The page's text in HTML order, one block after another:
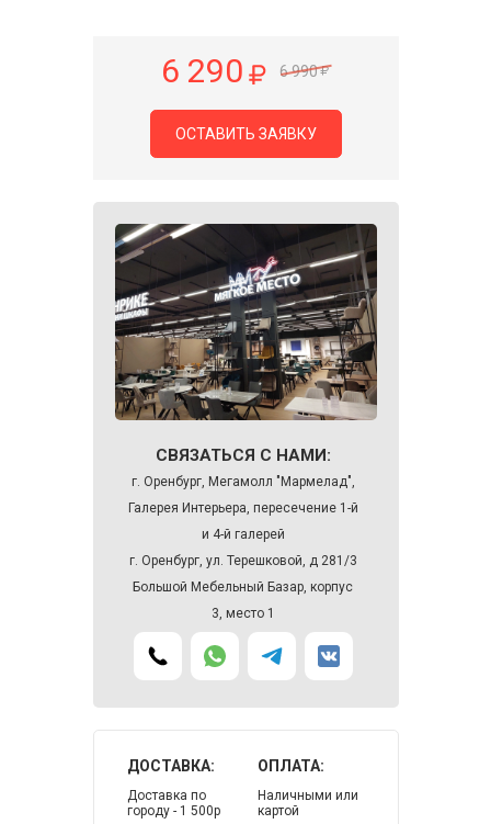
6 290 6 990
ОСТАВИТЬ ЗАЯВКУ
СВЯЗАТЬСЯ С НАМИ:
г. Оренбург, Мегамолл "Мармелад",
Галерея Интерьера, пересечение 1-й
и 4-й галерей
г. Оренбург, ул. Терешковой, д 281/3
Большой Мебельный Базар, корпус
3, место 1
ДОСТАВКА:
Доставка по
городу - 1 500р
ОПЛАТА:
Наличными или
картой